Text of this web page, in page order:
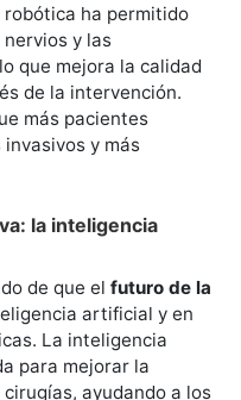
robótica ha permitido
y las
que mejora la calidad
de la intervención.
más pacientes
y más
la inteligencia
de que elfuturo de la
artificial y en
La inteligencia
para mejorar la
ayudando a los